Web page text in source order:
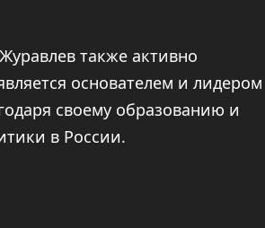
также активно
основателем и лидером
своему образованию и
в России.